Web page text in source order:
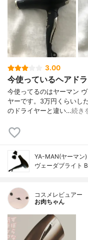
3.00
今使っているヘアド
今使ってるのはヤーマン
ヤーです。3万円くらいし
のドライヤーと違い…続き
YA-MAN(ヤーマン)
ヴェーダブライト
コスメレビュアー
お肉ちゃん